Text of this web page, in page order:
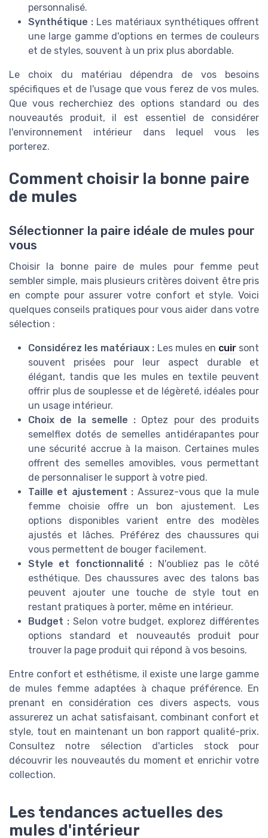
personnalisé.
Synthétique : Les matériaux synthétiques offrent
une large gamme d'options en termes de couleurs
et de styles, souvent à un prix plus abordable.
Le choix du matériau dépendra de vos besoins
spécifiques et de l'usage que vous ferez de vos mules.
Que vous recherchiez des options standard ou des
nouveautés produit, il est essentiel de considérer
l'environnement intérieur dans lequel vous les
porterez.
Comment choisir la bonne paire
de mules
Sélectionner la paire idéale de mules pour
vous
Choisir la bonne paire de mules pour femme peut
sembler simple, mais plusieurs critères doivent être pris
en compte pour assurer votre confort et style. Voici
quelques conseils pratiques pour vous aider dans votre
sélection :
Considérez les matériaux : Les mules en cuirsont
souvent prisées pour leur aspect durable et
élégant, tandis que les mules en textile peuvent
offrir plus de souplesse et de légèreté, idéales pour
un usage intérieur.
Choix de la semelle : Optez pour des produits
semelflex dotés de semelles antidérapantes pour
une sécurité accrue à la maison. Certaines mules
offrent des semelles amovibles, vous permettant
de personnaliser le support à votre pied.
Taille et ajustement : Assurez-vous que la mule
femme choisie offre un bon ajustement. Les
options disponibles varient entre des modèles
ajustés et lâches. Préférez des chaussuresqui
vous permettent de bouger facilement.
Style et fonctionnalité : N'oubliez pas le côté
esthétique. Des chaussures avec des talons bas
peuvent ajouter une touche de style tout en
restant pratiques à porter, même en intérieur.
Budget :Selon votre budget, explorez différentes
options standard et nouveautés produit pour
trouver la page produit qui répond à vos besoins.
Entre confort et esthétisme, il existe une large gamme
de mules femme adaptées à chaque préférence. En
prenant en considération ces divers aspects, vous
assurerez un achat satisfaisant, combinant confort et
style, tout en maintenant un bon rapport qualité-prix.
Consultez notre sélection d'articles stockpour
découvrir les nouveautésdu moment et enrichir votre
collection.
Les tendances actuelles des
mules d'intérieur